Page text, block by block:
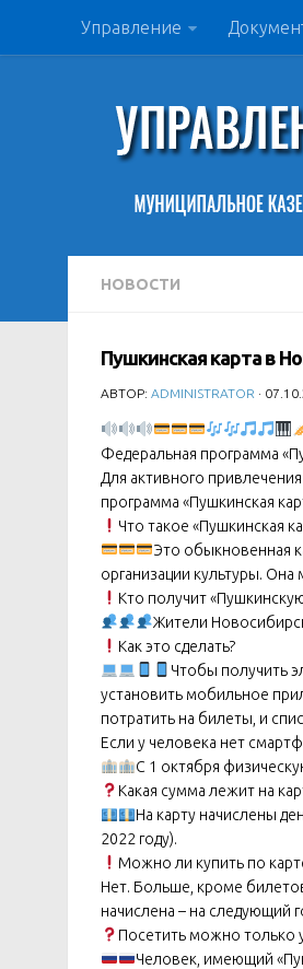
Управление
НОВОСТИ
Пушкинская карта в
АВТОР: ADMINISTRATOR ·
Федеральная программа
Для активного
программа «Пушкинская
Что такое «Пушкинская
Это обыкновенная
организации культуры.
Кто получит
Жители
Как это сделать?
Чтобы получить
установить мобильное
потратить на билеты, и
Если у человека нет
С 1 октября
Какая сумма лежит на
На карту начислены
2022 году).
Можно ли купить по
Нет. Больше, кроме
начислена – на следующий
Посетить можно только
Человек, имеющий